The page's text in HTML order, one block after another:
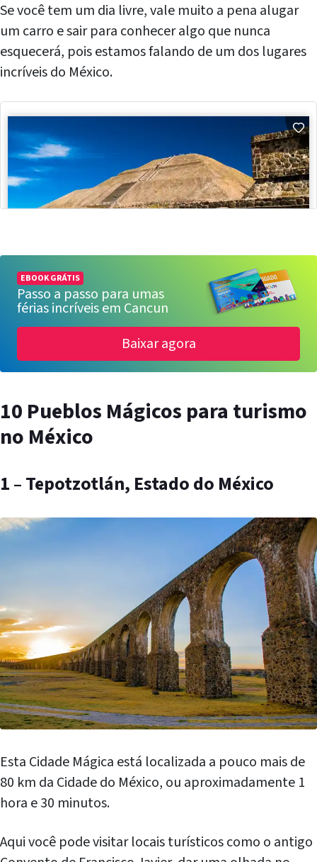
Se você tem um dia livre, vale muito a pena alugar
um carro e sair para conhecer algo que nunca
esquecerá, pois estamos falando de um dos lugares
incríveis do México.
EBOOK GRÁTIS
Passo a passo para umas
férias incríveis em Cancun
Baixar agora
10 Pueblos Mágicos para turismo
no México
1 – Tepotzotlán, Estado do México
Esta Cidade Mágica está localizada a pouco mais de
80 km da Cidade do México, ou aproximadamente 1
hora e 30 minutos.
Aqui você pode visitar locais turísticos como o antigo